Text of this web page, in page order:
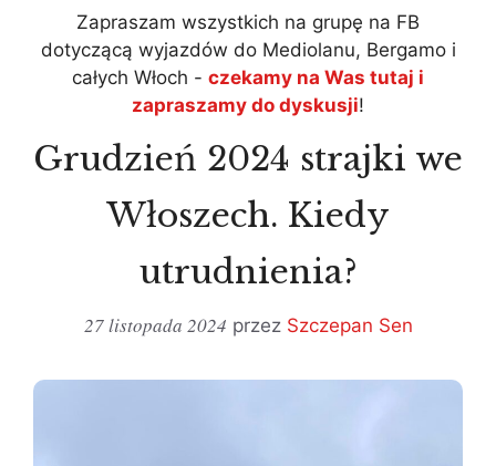
Zapraszam wszystkich na grupę na FB
dotyczącą wyjazdów do Mediolanu, Bergamo i
całych Włoch - czekamy na Was tutaj i
zapraszamy do dyskusji!
Grudzień 2024 strajki we
Włoszech. Kiedy
utrudnienia?
27 listopada 2024 przez Szczepan Sen